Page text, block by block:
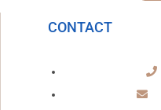
CONTACT